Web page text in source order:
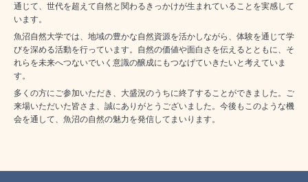
通じて、世代を超えて自然と関わるきっかけが生まれていることを実感して
います。
魚沼自然大学では、地域の豊かな自然資源を活かしながら、体験を通じて学
びを深める活動を行っています。自然の価値や面白さを伝えるとともに、そ
れらを未来へつないでいく意識の醸成にもつなげていきたいと考えていま
す。
多くの方にご参加いただき、大盛況のうちに終了することができました。ご
来場いただいた皆さま、誠にありがとうございました。今後もこのような機
会を通して、魚沼の自然の魅力を発信してまいります。